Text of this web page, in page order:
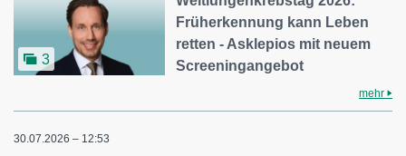
3
Früherkennung kann Leben
retten - Asklepios mit neuem
Screeningangebot
mehr
30.07.2026 – 12:53